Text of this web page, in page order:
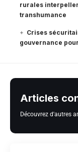
rurales
transhumance
Crises
gouvernance
Articles
Découvrez d'autres